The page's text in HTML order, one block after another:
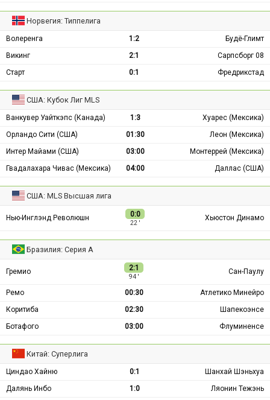
Норвегия: Типпелига
Волеренга 1:2
Будё-Глимт
Викинг
2:1
Сарпсборг 08
Старт
0:1 Фредрикстад
США: Кубок Лиг MLS
Ванкувер Уайткэпс (Канада) 1:3
Хуарес (Мексика)
Орландо Сити (США)
01:30
Леон (Мексика)
Интер Майами (США)
03:00
Монтеррей (Мексика)
Гвадалахара Чивас (Мексика)
04:00 Даллас (США)
США: MLS Высшая лига
Нью-Инглэнд Революшн 0:0
22 ′
Хьюстон Динамо
Бразилия: Серия А
Гремио 2:1
94 ′
Сан-Паулу
Ремо 00:30
Атлетико Минейро
Коритиба
02:30
Шапекоэнсе
Ботафого
03:00 Флуминенсе
Китай: Суперлига
Циндао Хайню 0:1
Шанхай Шэньхуа
Далянь Инбо
1:0
Ляонин Тежэнь